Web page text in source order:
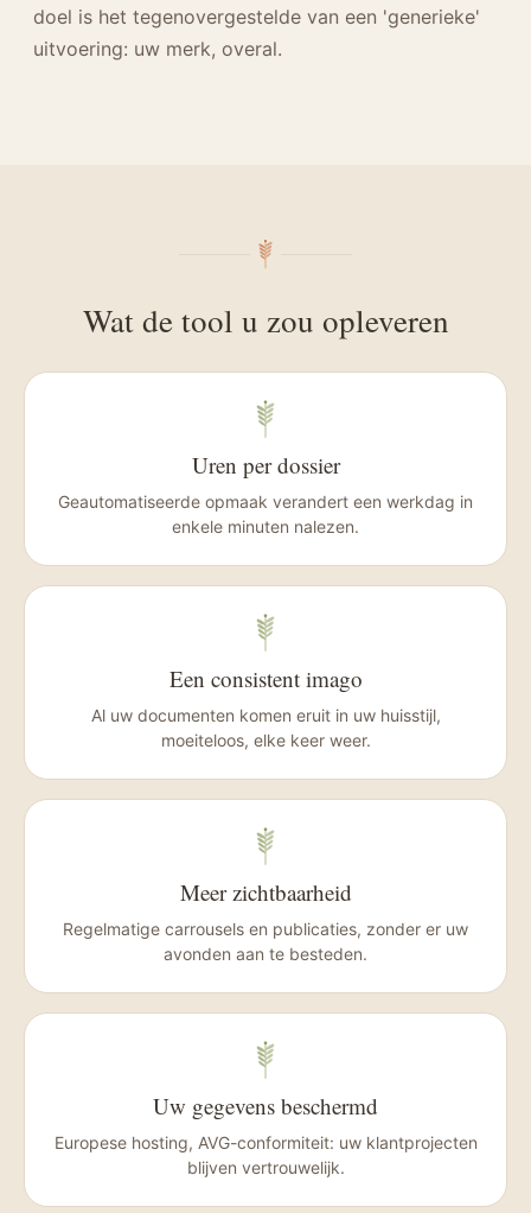
doel is het tegenovergestelde van een 'generieke'
uitvoering: uw merk, overal.
Wat de tool u zou opleveren
Uren per dossier
Geautomatiseerde opmaak verandert een werkdag in
enkele minuten nalezen.
Een consistent imago
Al uw documenten komen eruit in uw huisstijl,
moeiteloos, elke keer weer.
Meer zichtbaarheid
Regelmatige carrousels en publicaties, zonder er uw
avonden aan te besteden.
Uw gegevens beschermd
Europese hosting, AVG-conformiteit: uw klantprojecten
blijven vertrouwelijk.